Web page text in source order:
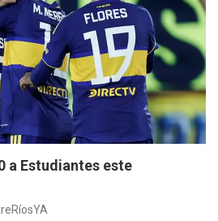
a Estudiantes este